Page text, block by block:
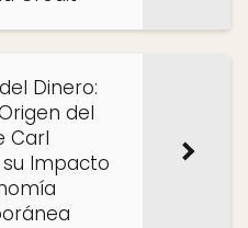
Dinero:
del
Carl
Impacto